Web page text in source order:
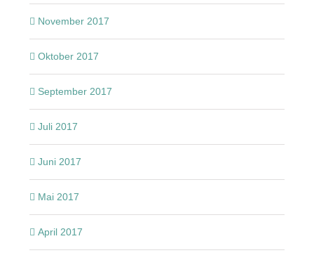
November 2017
Oktober 2017
September 2017
Juli 2017
Juni 2017
Mai 2017
April 2017